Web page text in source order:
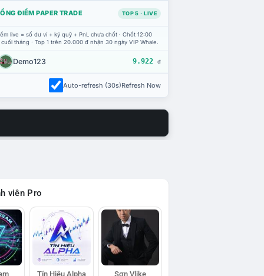
ĐIỂM PAPER TRADE TOP 5 · LIVE
live = số dư ví + ký quỹ + PnL chưa chốt · Chốt 12:00
tháng · Top 1 trên 20.000 đ nhận 30 ngày VIP Whale.
Demo123 9.922 đ
Auto-refresh (30s)Refresh Now
viên Pro
Tín Hiệu Alpha Sơn Vlike